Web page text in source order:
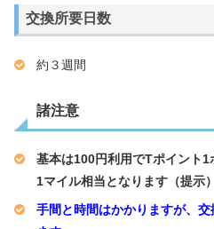
交換所要日数
約３週間
諸注意
基本は100円利用でTポイント
1マイル相当となります（提示）
手間と時間はかかりますが、